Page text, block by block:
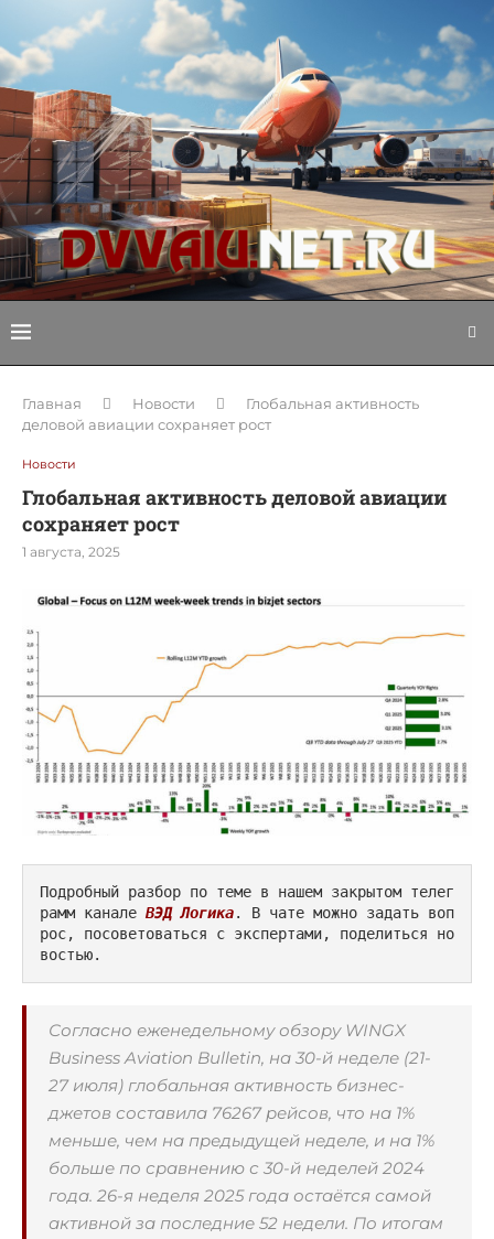
Главная Новости
Глобальная активность
деловой авиации сохраняет рост
Новости
Глобальная активность деловой авиации
сохраняет рост
1 августа, 2025
Подробный разбор по теме в нашем закрытом телег
рамм канале ВЭД Логика. В чате можно задать воп
рос, посоветоваться с экспертами, поделиться но
востью.
Согласно еженедельному обзору WINGX
Business Aviation Bulletin, на 30-й неделе (21-
27 июля) глобальная активность бизнес-
джетов составила 76267 рейсов, что на 1%
меньше, чем на предыдущей неделе, и на 1%
больше по сравнению с 30-й неделей 2024
года. 26-я неделя 2025 года остаётся самой
активной за последние 52 недели. По итогам